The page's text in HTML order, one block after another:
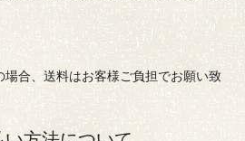
場合、送料はお客様ご負担でお願い致